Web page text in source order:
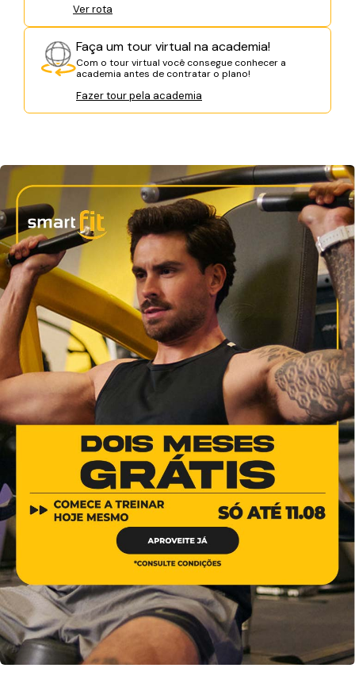
Ver rota
Faça um tour virtual na academia!
Com o tour virtual você consegue conhecer a
academia antes de contratar o plano!
Fazer tour pela academia